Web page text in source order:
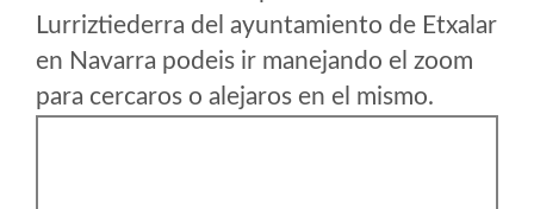
Lurriztiederra del ayuntamiento de Etxalar
en Navarra podeis ir manejando el zoom
para cercaros o alejaros en el mismo.